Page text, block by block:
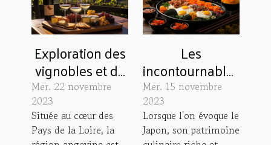
Exploration des
vignobles et de
la gastronomie
angevine : un
voyage pour les
Mer. 22 novembre
2023
Située au cœur des
Pays de la Loire, la
Les
incontournables
de la cuisine
japonaise à
essayer lors de
Mer. 15 novembre
2023
Lorsque l'on évoque le
Japon, son patrimoine